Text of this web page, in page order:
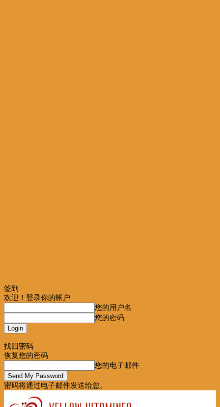
签到
欢迎！登录你的帐户
您的用户名
您的密码
找回密码
恢复您的密码
您的电子邮件
密码将通过电子邮件发送给您。